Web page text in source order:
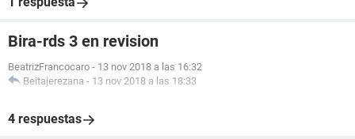
Bira-rds 3 en revision
BeatrizFrancocaro - 13 nov 2018 a las 16:32
Beitajerezana - 13 nov 2018 a las 18:33
4 respuestas